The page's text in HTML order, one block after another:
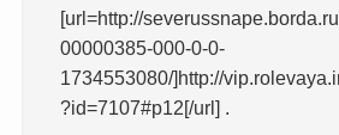
[url=http://
00000385-000-0-0-
1734553080/]http://
?id=7107#p12[/url] .